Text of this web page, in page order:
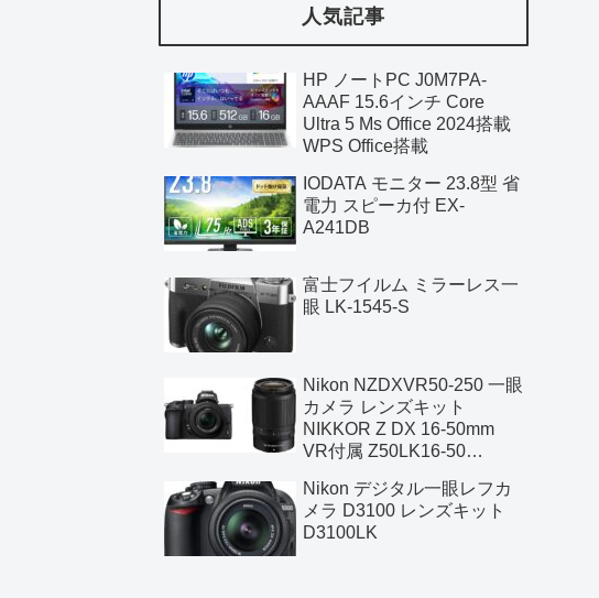
人気記事
HP ノートPC J0M7PA-
AAAF 15.6インチ Core
Ultra 5 Ms Office 2024搭載
WPS Office搭載
IODATA モニター 23.8型 省
電力 スピーカ付 EX-
A241DB
富士フイルム ミラーレス一
眼 LK-1545-S
Nikon NZDXVR50-250 一眼
カメラ レンズキット
NIKKOR Z DX 16-50mm
VR付属 Z50LK16-50
Nikon デジタル一眼レフカ
メラ D3100 レンズキット
D3100LK